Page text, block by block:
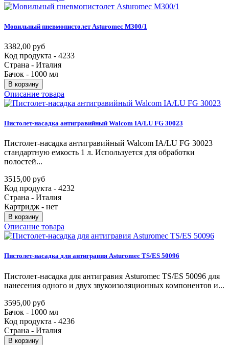
Мовильный пневмопистолет Asturomec M300/1
3382,00 руб
Код продукта - 4233
Страна - Италия
Бачок - 1000 мл
В корзину
Описание товара
Пистолет-насадка антигравийный Walcom IA/LU FG 30023
Пистолет-насадка антигравийный Walcom IA/LU FG 30023
стандартную емкость 1 л. Используется для обработки
полостей...
3515,00 руб
Код продукта - 4232
Страна - Италия
Картридж - нет
В корзину
Описание товара
Пистолет-насадка для антигравия Asturomec TS/ES 50096
Пистолет-насадка для антигравия Asturomec TS/ES 50096 для
нанесения одного и двух звукоизоляционных компонентов и...
3595,00 руб
Бачок - 1000 мл
Код продукта - 4236
Страна - Италия
В корзину